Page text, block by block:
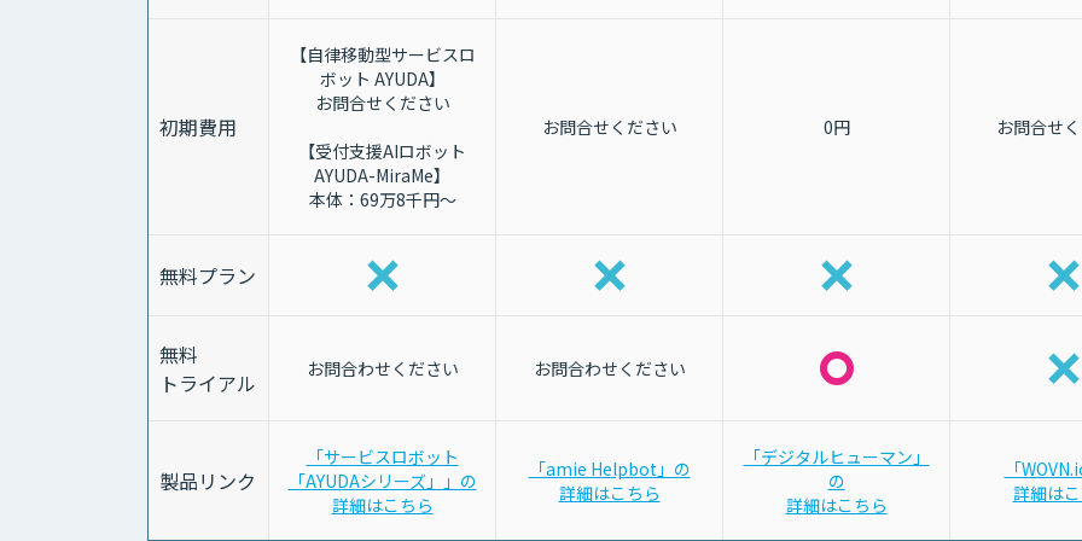
初期費用
【自律移動型サービスロ
ボット AYUDA】
お問合せください
【受付支援AIロボット
AYUDA-MiraMe】
本体：69万8千円～
お問合せください 0円 お問合せ
無料プラン
無料
トライアル
お問合わせください お問合わせください
製品リンク
「サービスロボット
「AYUDAシリーズ」」の
詳細はこちら
「amie Helpbot」の
詳細はこちら
「デジタルヒューマン」
の
詳細はこちら
「
詳細は